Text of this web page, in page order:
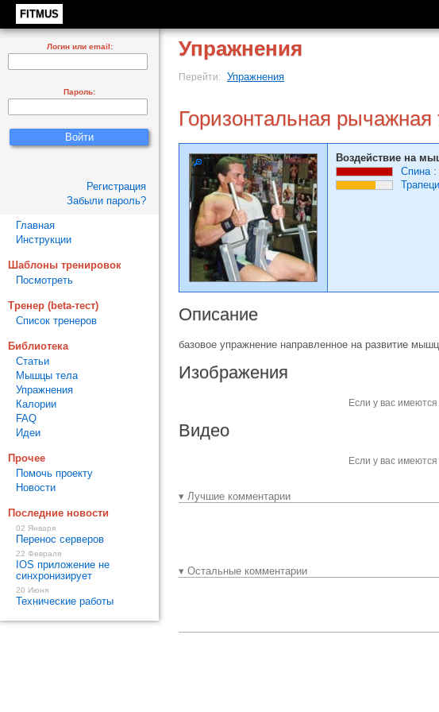
FITMUS
Упражнения
Перейти: Упражнения
Горизонтальная
Воздействие на
Спина:
Описание
базовое упражнение направленное на развитие
Изображения
Если у вас
Видео
Если у вас
▾ Лучшие комментарии
▾ Остальные комментарии
Логин или email:
Пароль:
Регистрация
Забыли пароль?
Главная
Инструкции
Шаблоны тренировок
Посмотреть
Тренер (beta-тест)
Список тренеров
Библиотека
Статьи
Мышцы тела
Упражнения
Калории
FAQ
Идеи
Прочее
Помочь проекту
Новости
Последние новости
02 Января
Перенос серверов
22 Февраля
IOS приложение не
синхронизирует
20 Июня
Технические работы